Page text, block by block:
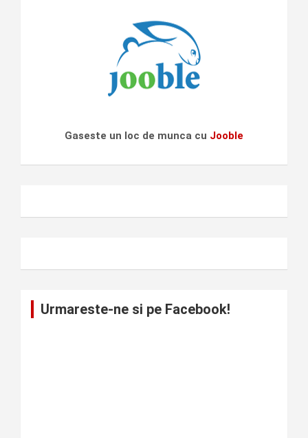
Gaseste un loc de munca cu Jooble
Urmareste-ne si pe Facebook!